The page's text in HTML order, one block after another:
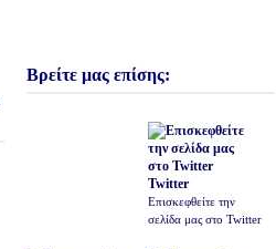
Βρείτε μας επίσης:
Twitter
Επισκεφθείτε την
σελίδα μας στο Twitter